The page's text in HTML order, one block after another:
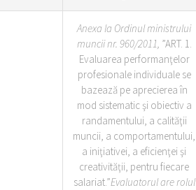
Anexa la Ordinul ministrului
muncii nr. 960/2011, ”ART. 1.
Evaluarea performanţelor
profesionale individuale se
bazează pe aprecierea în
mod sistematic şi obiectiv a
randamentului, a calităţii
muncii, a comportamentului,
a iniţiativei, a eficienţei şi
creativităţii, pentru fiecare
salariat.”Evaluatorulare rolul